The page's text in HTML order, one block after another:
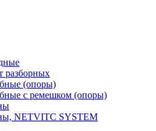
разборных
(опоры)
с ремешком (опоры)
NETVITC SYSTEM